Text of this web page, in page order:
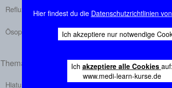
Hier findest du die Datenschutzrichtlinien
Ich akzeptiere nur notwendige
Ich akzeptiere alle Cookies auf:
www.medi-learn-kurse.de
Refluxösophagitis
Ösophaguskarzinom
Thema: Zwerchfell
Hiatushernie